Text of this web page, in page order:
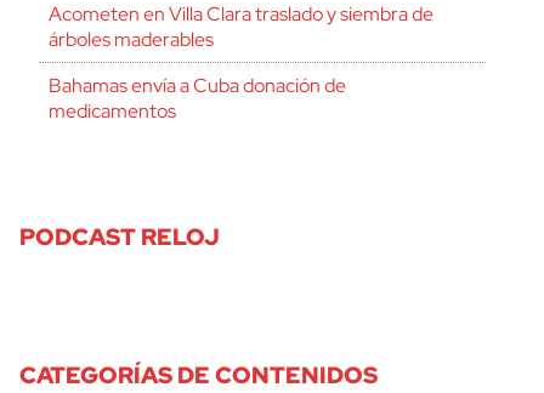
Acometen en Villa Clara traslado y siembra de
árboles maderables
Bahamas envía a Cuba donación de
medicamentos
PODCAST RELOJ
CATEGORÍAS DE CONTENIDOS